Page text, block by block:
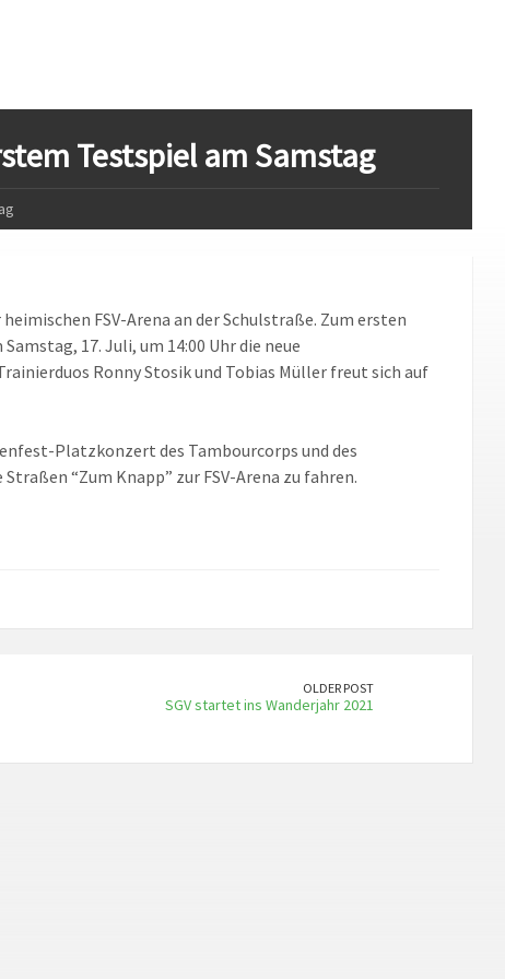
Testspiel am Samstag
FSV-Arena an der Schulstraße. Zum ersten
17. Juli, um 14:00 Uhr die neue
Ronny Stosik und Tobias Müller freut sich auf
Platzkonzert des Tambourcorps und des
“Zum Knapp” zur FSV-Arena zu fahren.
OLDER POST
SGV startet ins Wanderjahr 2021